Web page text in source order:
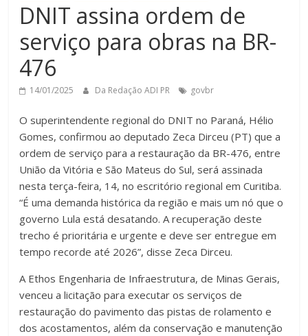
DNIT assina ordem de
serviço para obras na BR-
476
14/01/2025 Da Redação ADI PR govbr
O superintendente regional do DNIT no Paraná, Hélio
Gomes, confirmou ao deputado Zeca Dirceu (PT) que a
ordem de serviço para a restauração da BR-476, entre
União da Vitória e São Mateus do Sul, será assinada
nesta terça-feira, 14, no escritório regional em Curitiba.
“É uma demanda histórica da região e mais um nó que o
governo Lula está desatando. A recuperação deste
trecho é prioritária e urgente e deve ser entregue em
tempo recorde até 2026”, disse Zeca Dirceu.
A Ethos Engenharia de Infraestrutura, de Minas Gerais,
venceu a licitação para executar os serviços de
restauração do pavimento das pistas de rolamento e
dos acostamentos, além da conservação e manutenção